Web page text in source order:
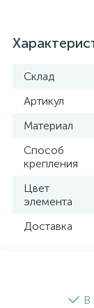
Склад
Артикул
Материал
Способ
крепления
Цвет
элемента
Доставка
В